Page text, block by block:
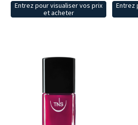
Entrez pour visualiser vos prix
et acheter
Entrez